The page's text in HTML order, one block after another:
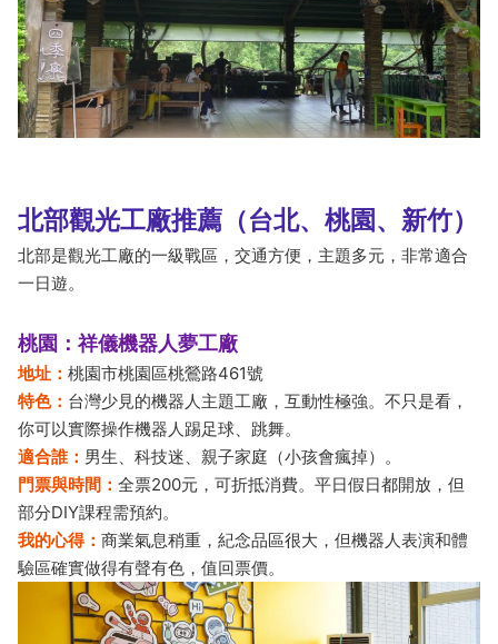
北部觀光工廠推薦（台北、桃園、新竹）
北部是觀光工廠的一級戰區，交通方便，主題多元，非常適合
一日遊。
桃園：祥儀機器人夢工廠
地址： 桃園市桃園區桃鶯路461號
特色： 台灣少見的機器人主題工廠，互動性極強。不只是看，
你可以實際操作機器人踢足球、跳舞。
適合誰： 男生、科技迷、親子家庭（小孩會瘋掉）。
門票與時間： 全票200元，可折抵消費。平日假日都開放，但
部分DIY課程需預約。
我的心得： 商業氣息稍重，紀念品區很大，但機器人表演和體
驗區確實做得有聲有色，值回票價。